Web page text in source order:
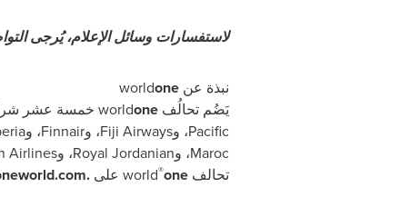
لاستفسارات وسائل الإعلام، يُرجى
نبذة عنone
world
يَضُم تحالُفone
world خمسة عشر
Pacific، وFiji Airways، وFinnair، و
Maroc، وRoyal Jordanian، وAirlines
تحالفone
world® على.